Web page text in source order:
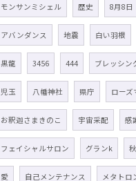
モンサンミシェル 歴史 8月8日
アバンダンス 地震 白い羽根
黒龍 3456 444 ブレッシン
児玉 八幡神社 県庁 ローズ
お釈迦さまきのこ 宇宙采配 感
フェイシャルサロン グランk
愛 自己メンテナンス メタトロ